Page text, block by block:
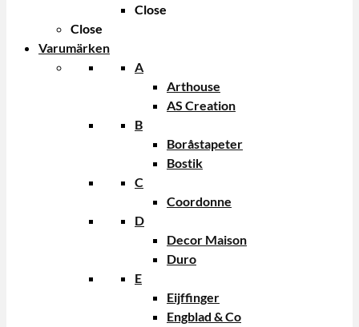
Close
Close
Varumärken
A
Arthouse
AS Creation
B
Boråstapeter
Bostik
C
Coordonne
D
Decor Maison
Duro
E
Eijffinger
Engblad & Co